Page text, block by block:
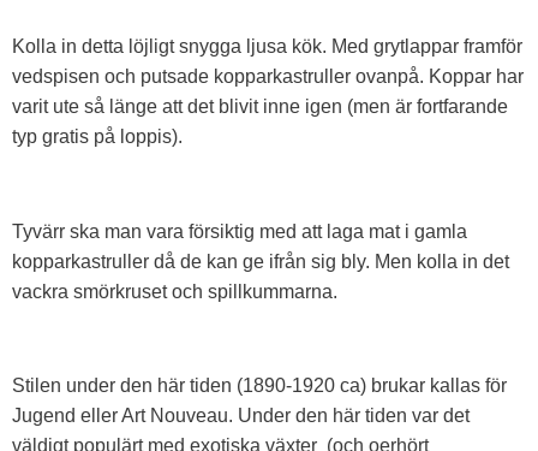
Kolla in detta löjligt snygga ljusa kök. Med grytlappar framför
vedspisen och putsade kopparkastruller ovanpå. Koppar har
varit ute så länge att det blivit inne igen (men är fortfarande
typ gratis på loppis).
Tyvärr ska man vara försiktig med att laga mat i gamla
kopparkastruller då de kan ge ifrån sig bly. Men kolla in det
vackra smörkruset och spillkummarna.
Stilen under den här tiden (1890-1920 ca) brukar kallas för
Jugend eller Art Nouveau. Under den här tiden var det
väldigt populärt med exotiska växter (och oerhört